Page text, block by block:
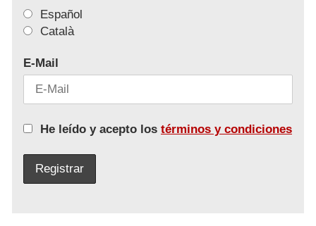
Español
Català
E-Mail
He leído y acepto los términos y condiciones